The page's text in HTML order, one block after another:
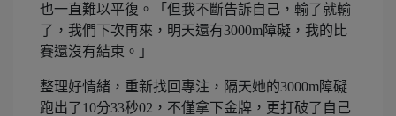
也一直難以平復。「但我不斷告訴自己，輸了就輸
了，我們下次再來，明天還有3000m障礙，我的比
賽還沒有結束。」
整理好情緒，重新找回專注，隔天她的3000m障礙
跑出了10分33秒02，不僅拿下金牌，更打破了自己